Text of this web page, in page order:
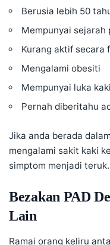
Berusia lebih 50
Mempunyai
Kurang aktif secara
Mengalami obesiti
Mempunyai luka
Pernah diberitahu
Jika anda berada
mengalami sakit kaki
simptom menjadi teruk.
Bezakan PAD
Lain
Ramai orang keliru